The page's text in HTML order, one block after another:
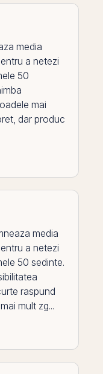
media
a netezi
50
mai
dar produc
media
a netezi
50 sedinte.
raspund
mult zg...